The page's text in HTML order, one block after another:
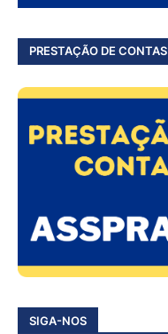
PRESTAÇÃO DE CONTAS
SIGA-NOS